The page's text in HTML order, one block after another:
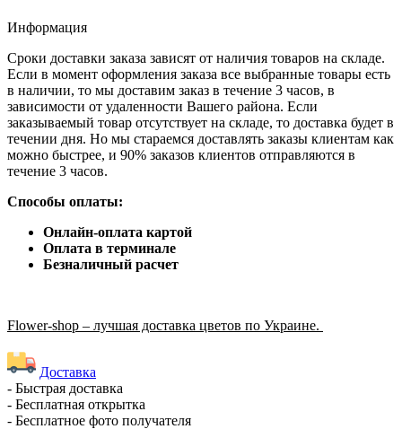
Информация
Сроки доставки заказа зависят от наличия товаров на складе.
Если в момент оформления заказа все выбранные товары есть
в наличии, то мы доставим заказ в течение 3 часов, в
зависимости от удаленности Вашего района. Если
заказываемый товар отсутствует на складе, то доставка будет в
течении дня. Но мы стараемся доставлять заказы клиентам как
можно быстрее, и 90% заказов клиентов отправляются в
течение 3 часов.
Способы оплаты:
Онлайн-оплата картой
Оплата в терминале
Безналичный расчет
Flower-shop – лучшая доставка цветов по Украине.
Доставка
- Быстрая доставка
- Бесплатная открытка
- Бесплатное фото получателя